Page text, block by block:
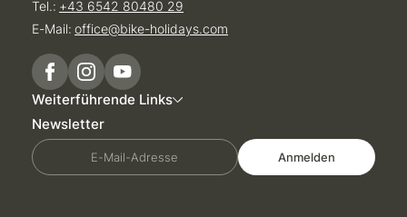
Tel.: +43 6542 80480 29
E-Mail: office@bike-holidays.com
Weiterführende Links
Newsletter
E-Mail-Adresse Anmelden